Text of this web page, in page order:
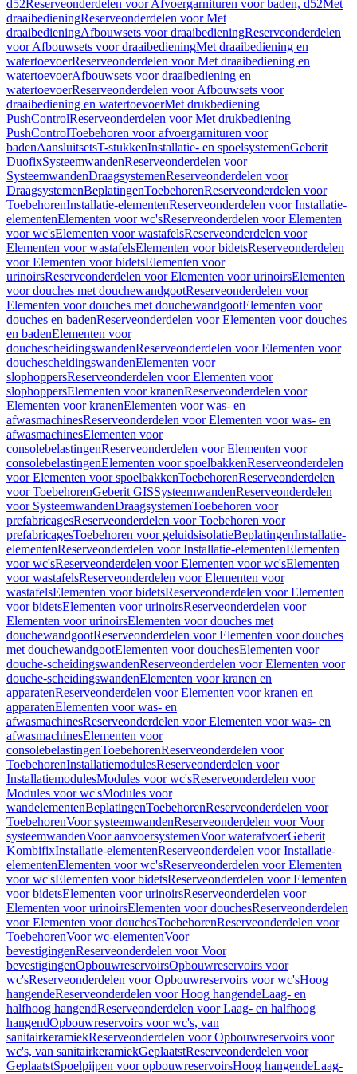
d52Reserveonderdelen voor Afvoergarnituren voor baden, d52Met
draaibedieningReserveonderdelen voor Met
draaibedieningAfbouwsets voor draaibedieningReserveonderdelen
voor Afbouwsets voor draaibedieningMet draaibediening en
watertoevoerReserveonderdelen voor Met draaibediening en
watertoevoerAfbouwsets voor draaibediening en
watertoevoerReserveonderdelen voor Afbouwsets voor
draaibediening en watertoevoerMet drukbediening
PushControlReserveonderdelen voor Met drukbediening
PushControlToebehoren voor afvoergarnituren voor
badenAansluitsetsT-stukkenInstallatie- en spoelsystemenGeberit
DuofixSysteemwandenReserveonderdelen voor
SysteemwandenDraagsystemenReserveonderdelen voor
DraagsystemenBeplatingenToebehorenReserveonderdelen voor
ToebehorenInstallatie-elementenReserveonderdelen voor Installatie-
elementenElementen voor wc'sReserveonderdelen voor Elementen
voor wc'sElementen voor wastafelsReserveonderdelen voor
Elementen voor wastafelsElementen voor bidetsReserveonderdelen
voor Elementen voor bidetsElementen voor
urinoirsReserveonderdelen voor Elementen voor urinoirsElementen
voor douches met douchewandgootReserveonderdelen voor
Elementen voor douches met douchewandgootElementen voor
douches en badenReserveonderdelen voor Elementen voor douches
en badenElementen voor
douchescheidingswandenReserveonderdelen voor Elementen voor
douchescheidingswandenElementen voor
slophoppersReserveonderdelen voor Elementen voor
slophoppersElementen voor kranenReserveonderdelen voor
Elementen voor kranenElementen voor was- en
afwasmachinesReserveonderdelen voor Elementen voor was- en
afwasmachinesElementen voor
consolebelastingenReserveonderdelen voor Elementen voor
consolebelastingenElementen voor spoelbakkenReserveonderdelen
voor Elementen voor spoelbakkenToebehorenReserveonderdelen
voor ToebehorenGeberit GISSysteemwandenReserveonderdelen
voor SysteemwandenDraagsystemenToebehoren voor
prefabricagesReserveonderdelen voor Toebehoren voor
prefabricagesToebehoren voor geluidsisolatieBeplatingenInstallatie-
elementenReserveonderdelen voor Installatie-elementenElementen
voor wc'sReserveonderdelen voor Elementen voor wc'sElementen
voor wastafelsReserveonderdelen voor Elementen voor
wastafelsElementen voor bidetsReserveonderdelen voor Elementen
voor bidetsElementen voor urinoirsReserveonderdelen voor
Elementen voor urinoirsElementen voor douches met
douchewandgootReserveonderdelen voor Elementen voor douches
met douchewandgootElementen voor douchesElementen voor
douche-scheidingswandenReserveonderdelen voor Elementen voor
douche-scheidingswandenElementen voor kranen en
apparatenReserveonderdelen voor Elementen voor kranen en
apparatenElementen voor was- en
afwasmachinesReserveonderdelen voor Elementen voor was- en
afwasmachinesElementen voor
consolebelastingenToebehorenReserveonderdelen voor
ToebehorenInstallatiemodulesReserveonderdelen voor
InstallatiemodulesModules voor wc'sReserveonderdelen voor
Modules voor wc'sModules voor
wandelementenBeplatingenToebehorenReserveonderdelen voor
ToebehorenVoor systeemwandenReserveonderdelen voor Voor
systeemwandenVoor aanvoersystemenVoor waterafvoerGeberit
KombifixInstallatie-elementenReserveonderdelen voor Installatie-
elementenElementen voor wc'sReserveonderdelen voor Elementen
voor wc'sElementen voor bidetsReserveonderdelen voor Elementen
voor bidetsElementen voor urinoirsReserveonderdelen voor
Elementen voor urinoirsElementen voor douchesReserveonderdelen
voor Elementen voor douchesToebehorenReserveonderdelen voor
ToebehorenVoor wc-elementenVoor
bevestigingenReserveonderdelen voor Voor
bevestigingenOpbouwreservoirsOpbouwreservoirs voor
wc'sReserveonderdelen voor Opbouwreservoirs voor wc'sHoog
hangendeReserveonderdelen voor Hoog hangendeLaag- en
halfhoog hangendReserveonderdelen voor Laag- en halfhoog
hangendOpbouwreservoirs voor wc's, van
sanitairkeramiekReserveonderdelen voor Opbouwreservoirs voor
wc's, van sanitairkeramiekGeplaatstReserveonderdelen voor
GeplaatstSpoelpijpen voor opbouwreservoirsHoog hangendeLaag-